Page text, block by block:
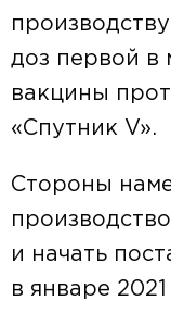
доз первой в
вакцины
«Спутник V».
Стороны
и начать
в январе